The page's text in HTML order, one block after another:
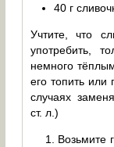
40 г
Учтите, что
употребить,
немного
его топить или
случаях
ст. л.)
Возьмите